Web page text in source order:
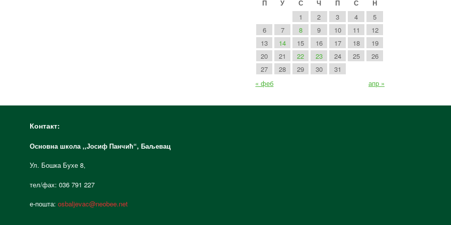
П
У С Ч П С
Н
1
2 3 4
5
6
7 8 9 10 11
12
13
14 15 16 17 18
19
20
21 22 23 24 25
26
27
28 29 30
31
« феб
апр »
Контакт:
Основна школа ,,Јосиф Панчић“, Баљевац
Ул. Бошка Бухе 8,
тел/фах: 036 791 227
е-пошта: osbaljevac@neobee.net